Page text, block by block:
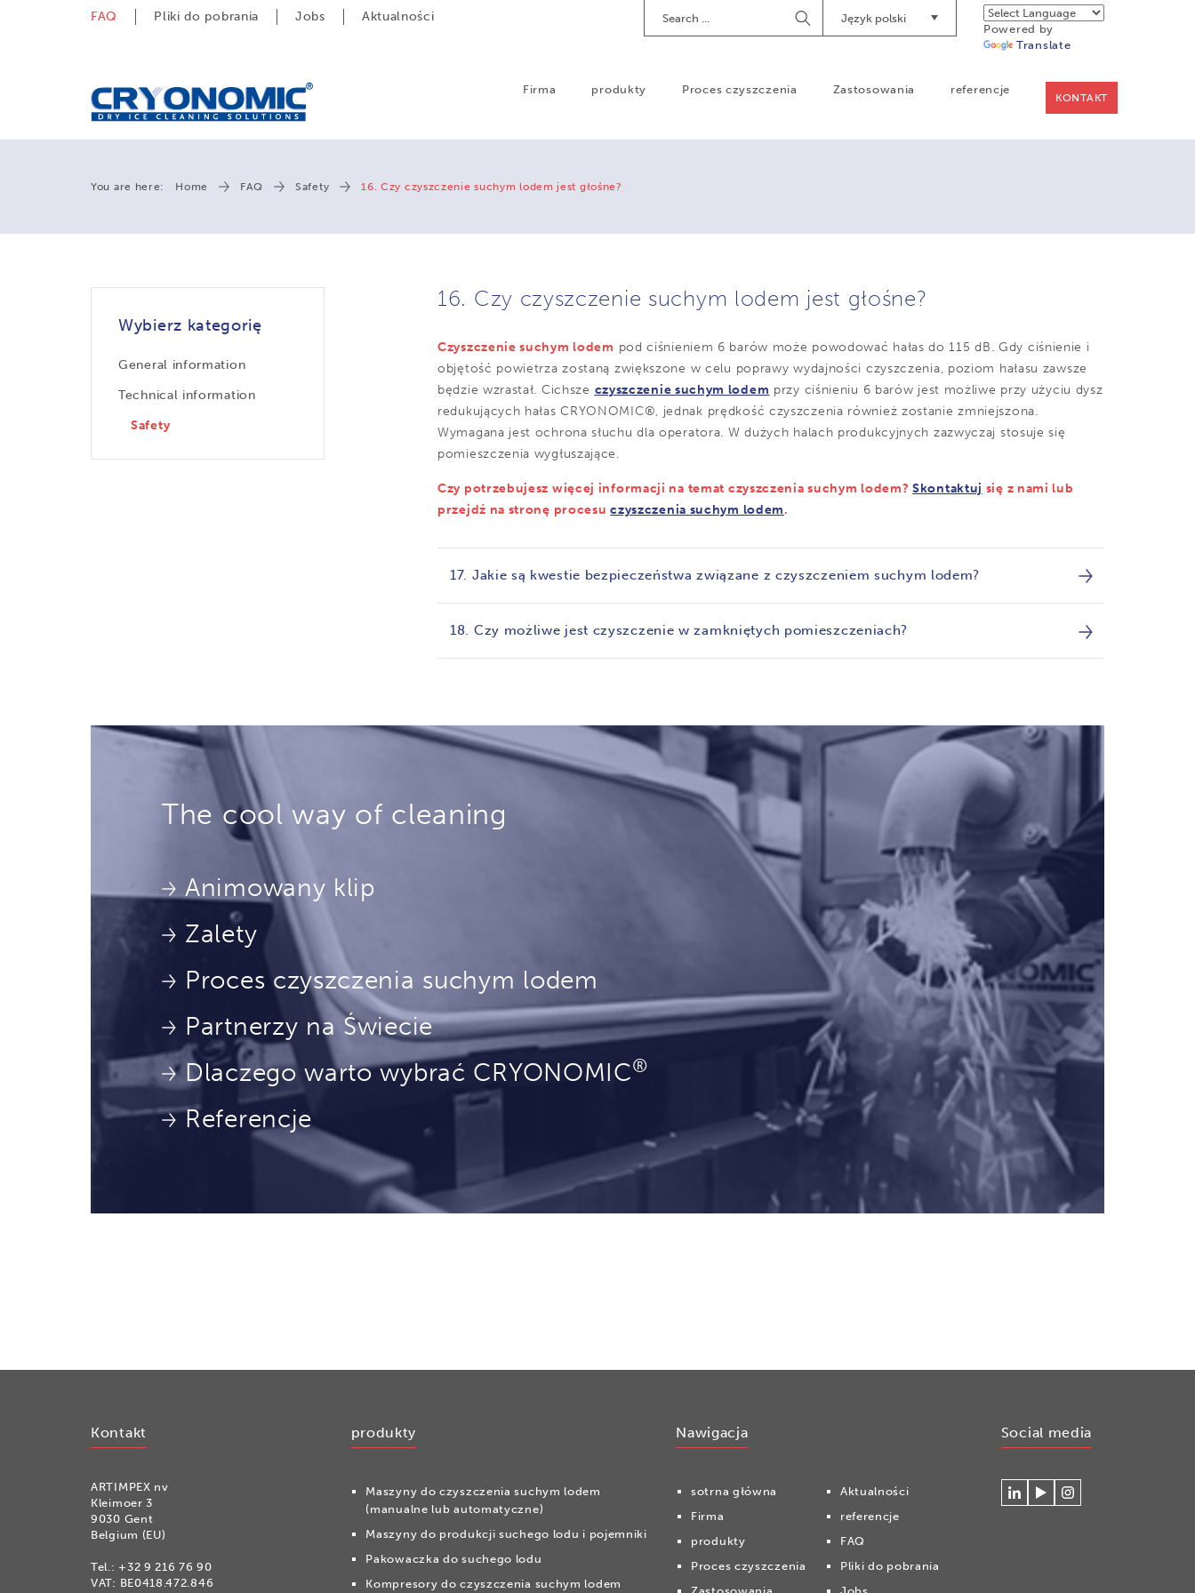
FAQ Pliki do pobrania Jobs Aktualności
Powered by
Translate
Język polski
Begin
Searching
Firma produkty Proces czyszczenia Zastosowania referencje
KONTAKT
You are here: Home FAQ Safety 16. Czy czyszczenie suchym lodem jest głośne?
16. Czy czyszczenie suchym lodem jest głośne?
Czyszczenie suchym lodem pod ciśnieniem 6 barów może powodować hałas do 115 dB. Gdy ciśnienie i
objętość powietrza zostaną zwiększone w celu poprawy wydajności czyszczenia, poziom hałasu zawsze
będzie wzrastał. Cichsze czyszczenie suchym lodem przy ciśnieniu 6 barów jest możliwe przy użyciu dysz
redukujących hałas CRYONOMIC®, jednak prędkość czyszczenia również zostanie zmniejszona.
Wymagana jest ochrona słuchu dla operatora. W dużych halach produkcyjnych zazwyczaj stosuje się
pomieszczenia wygłuszające.
Czy potrzebujesz więcej informacji na temat czyszczenia suchym lodem?Skontaktuj się z nami lub
przejdź na stronę procesuczyszczenia suchym lodem.
17. Jakie są kwestie bezpieczeństwa związane z czyszczeniem suchym lodem?
18. Czy możliwe jest czyszczenie w zamkniętych pomieszczeniach?
Wybierz kategorię
General information
Technical information
Safety
The cool way of cleaning
Animowany klip
Zalety
Proces czyszczenia suchym lodem
Partnerzy na Świecie
Dlaczego warto wybrać CRYONOMIC®
Referencje
Kontakt
ARTIMPEX nv
Kleimoer 3
9030 Gent
Belgium (EU)
Tel.: +32 9 216 76 90
VAT: BE0418.472.846
produkty
Maszyny do czyszczenia suchym lodem
(manualne lub automatyczne)
Maszyny do produkcji suchego lodu i pojemniki
Pakowaczka do suchego lodu
Kompresory do czyszczenia suchym lodem
Nawigacja
sotrna główna
Firma
produkty
Proces czyszczenia
Aktualności
referencje
FAQ
Pliki do pobrania
Social media
Connecteer
WatchVolg